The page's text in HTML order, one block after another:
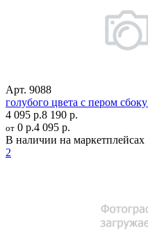
Арт. 9088
голубого цвета с пером сбоку
4 095 р.8 190 р.
от 0 р.4 095 р.
В наличии на маркетплейсах
2